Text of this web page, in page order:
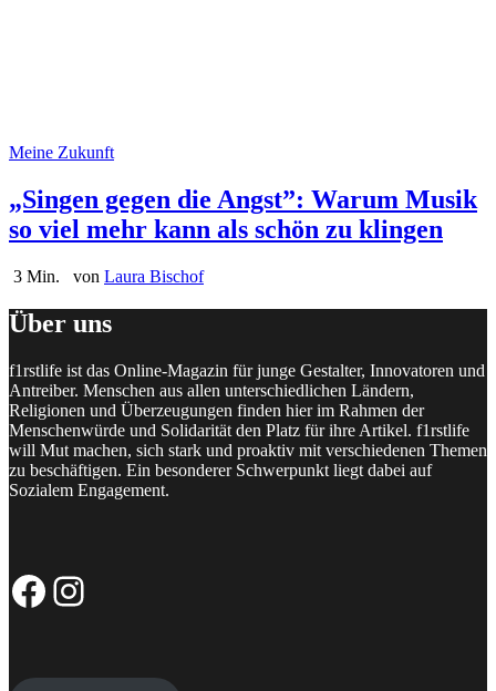
Meine Zukunft
„Singen gegen die Angst”: Warum Musik
so viel mehr kann als schön zu klingen
3 Min. von Laura Bischof
Über uns
f1rstlife ist das Online-Magazin für junge Gestalter, Innovatoren und
Antreiber. Menschen aus allen unterschiedlichen Ländern,
Religionen und Überzeugungen finden hier im Rahmen der
Menschenwürde und Solidarität den Platz für ihre Artikel. f1rstlife
will Mut machen, sich stark und proaktiv mit verschiedenen Themen
zu beschäftigen. Ein besonderer Schwerpunkt liegt dabei auf
Sozialem Engagement.
Facebook-SeiteInstagram-Profil